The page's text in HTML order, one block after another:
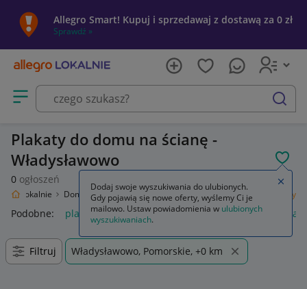
Allegro Smart! Kupuj i sprzedawaj z dostawą za 0 zł
Sprawdź »
Otwórz menu z kategoriami
szukaj
Plakaty do domu na ścianę -
Władysławowo
0 ogłoszeń
Lokalnie Dom i Ogród Wyposażenie Dekoracje ścienne Plakaty
Podobne: plakaty plakaty zdjęcia obrazki i plakaty
Filtruj Władysławowo, Pomorskie, +0 km
Dodaj swoje wyszukiwania do ulubionych.
Gdy pojawią się nowe oferty, wyślemy Ci je
mailowo. Ustaw powiadomienia w ulubionych
wyszukiwaniach.